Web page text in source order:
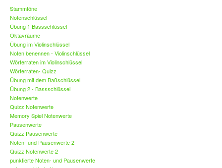
Stammtöne
Notenschlüssel
Übung 1 Bassschlüssel
Oktavräume
Übung im Violinschlüssel
Noten benennen - Violinschlüssel
Wörterraten im Violinschlüssel
Wörterraten- Quizz
Übung mit dem Baßschlüssel
Übung 2 - Bassschlüssel
Notenwerte
Quizz Notenwerte
Memory Spiel Notenwerte
Pausenwerte
Quizz Pausenwerte
Noten- und Pausenwerte 2
Quizz Notenwerte 2
punktierte Noten- und Pausenwerte